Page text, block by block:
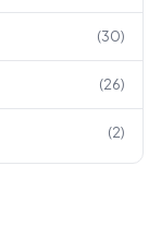
(30)
(26)
(2)